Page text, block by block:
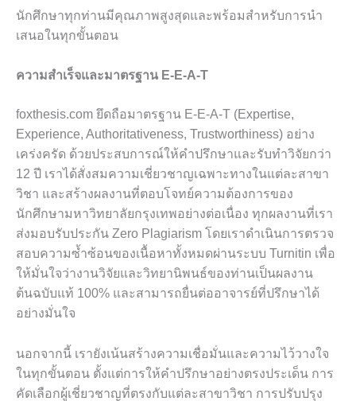
นักศึกษาทุกท่านมีคุณภาพสูงสุดและพร้อมสำหรับการนำ
เสนอในทุกขั้นตอน
ความสำเร็จและมาตรฐาน E-E-A-T
foxthesis.com ยึดถือมาตรฐาน E-E-A-T (Expertise,
Experience, Authoritativeness, Trustworthiness) อย่าง
เคร่งครัด ด้วยประสบการณ์ให้คำปรึกษาและรับทำวิจัยกว่า
12 ปี เราได้สั่งสมความเชี่ยวชาญเฉพาะทางในแต่ละสาขา
วิชา และสร้างผลงานที่ตอบโจทย์ความต้องการของ
นักศึกษามหาวิทยาลัยกรุงเทพอย่างต่อเนื่อง ทุกผลงานที่เรา
ส่งมอบรับประกัน Zero Plagiarism โดยเราดำเนินการตรวจ
สอบความซ้ำซ้อนของเนื้อหาทั้งหมดผ่านระบบ Turnitin เพื่อ
ให้มั่นใจว่างานวิจัยและวิทยานิพนธ์ของท่านเป็นผลงาน
ต้นฉบับแท้ 100% และสามารถยื่นต่ออาจารย์ที่ปรึกษาได้
อย่างมั่นใจ
นอกจากนี้ เรายังเน้นสร้างความเชื่อมั่นและความไว้วางใจ
ในทุกขั้นตอน ตั้งแต่การให้คำปรึกษาอย่างตรงประเด็น การ
คัดเลือกผู้เชี่ยวชาญที่ตรงกับแต่ละสาขาวิชา การปรับปรุง